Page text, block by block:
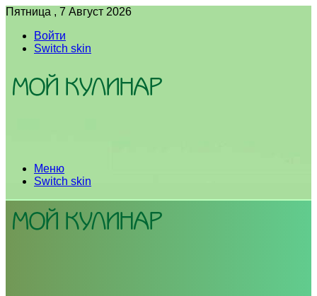
Пятница , 7 Август 2026
Войти
Switch skin
Меню
Switch skin